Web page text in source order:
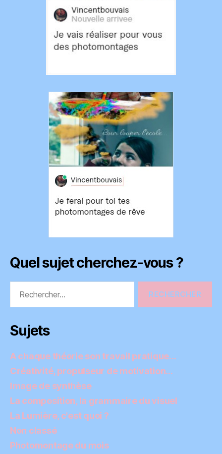
Quel sujet cherchez-vous ?
Sujets
A chaque théorie son travail pratique…
Créativité, propulseur de motivation…
Image de synthèse
La composition, la grammaire du visuel
La Lumière, c'est quoi ?
Non classé
Photomontage du mois